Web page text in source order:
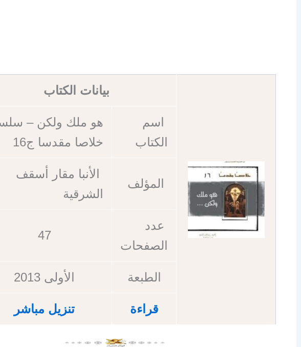
بيانات الكتاب
اسم
الكتاب
هو ملك ولكن –
خلاصا مقدسا ج16
المؤلف
الأنبا مقار أسقف
الشرقية
عدد
الصفحات
47
الطبعة الأولى 2013
قراءة تنزيل مباشر